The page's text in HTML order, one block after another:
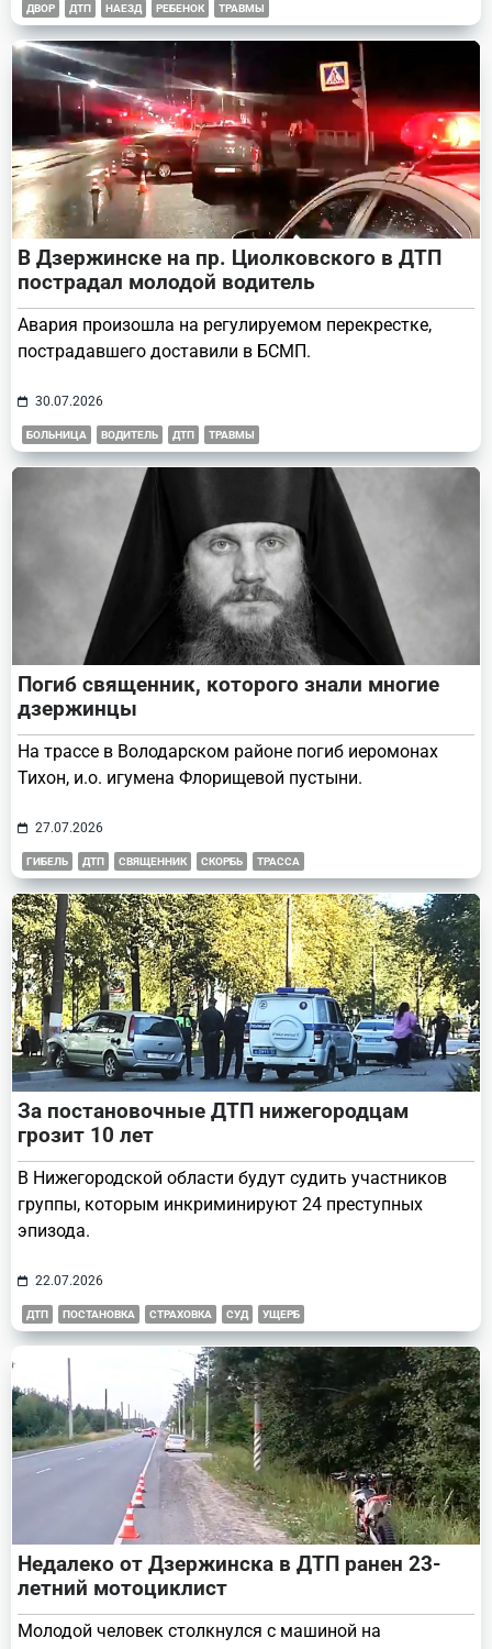
ДВОР ДТП НАЕЗД РЕБЕНОК ТРАВМЫ
В Дзержинске на пр. Циолковского в ДТП
пострадал молодой водитель
Авария произошла на регулируемом перекрестке,
пострадавшего доставили в БСМП.
30.07.2026
БОЛЬНИЦА ВОДИТЕЛЬ ДТП ТРАВМЫ
Погиб священник, которого знали многие
дзержинцы
На трассе в Володарском районе погиб иеромонах
Тихон, и.о. игумена Флорищевой пустыни.
27.07.2026
ГИБЕЛЬ ДТП СВЯЩЕННИК СКОРБЬ ТРАССА
За постановочные ДТП нижегородцам
грозит 10 лет
В Нижегородской области будут судить участников
группы, которым инкриминируют 24 преступных
эпизода.
22.07.2026
ДТП ПОСТАНОВКА СТРАХОВКА СУД УЩЕРБ
Недалеко от Дзержинска в ДТП ранен 23-
летний мотоциклист
Молодой человек столкнулся с машиной на